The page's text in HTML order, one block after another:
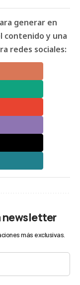
generar en
contenido y una
redes sociales:
newsletter
más exclusivas.